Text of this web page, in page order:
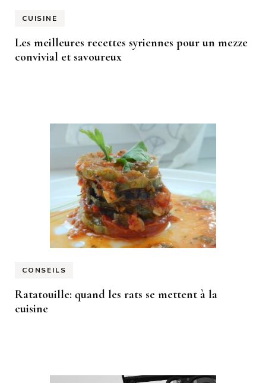
CUISINE
Les meilleures recettes syriennes pour un mezze
convivial et savoureux
CONSEILS
Ratatouille: quand les rats se mettent à la
cuisine